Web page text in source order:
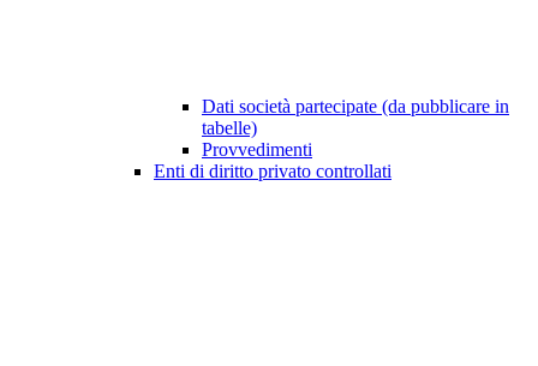
Dati società partecipate (da pubblicare in
tabelle)
Provvedimenti
Enti di diritto privato controllati